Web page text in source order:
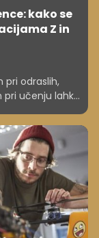
kako se
Z in
pri odraslih,
pri učenju lahko
Z in Alfa – ter
s sodobnimi